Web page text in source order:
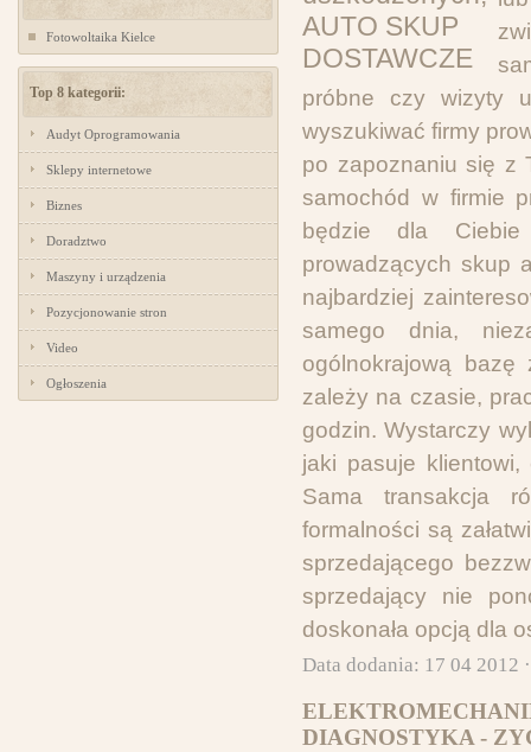
Fotowoltaika Kielce
Top 8 kategorii:
Audyt Oprogramowania
Sklepy internetowe
Biznes
Doradztwo
Maszyny i urządzenia
Pozycjonowanie stron
Video
Ogłoszenia
próbne czy wizyty
wyszukiwać firmy
po zapoznaniu się z
samochód w firmie
będzie dla Ciebie
prowadzących skup
najbardziej
samego dnia,
ogólnokrajową
zależy na czasie,
godzin. Wystarczy
jaki pasuje
Sama transakcja
formalności są
sprzedającego
sprzedający nie
doskonała opcją dla
Data dodania: 17 04 2012
DIAGNOSTYKA -